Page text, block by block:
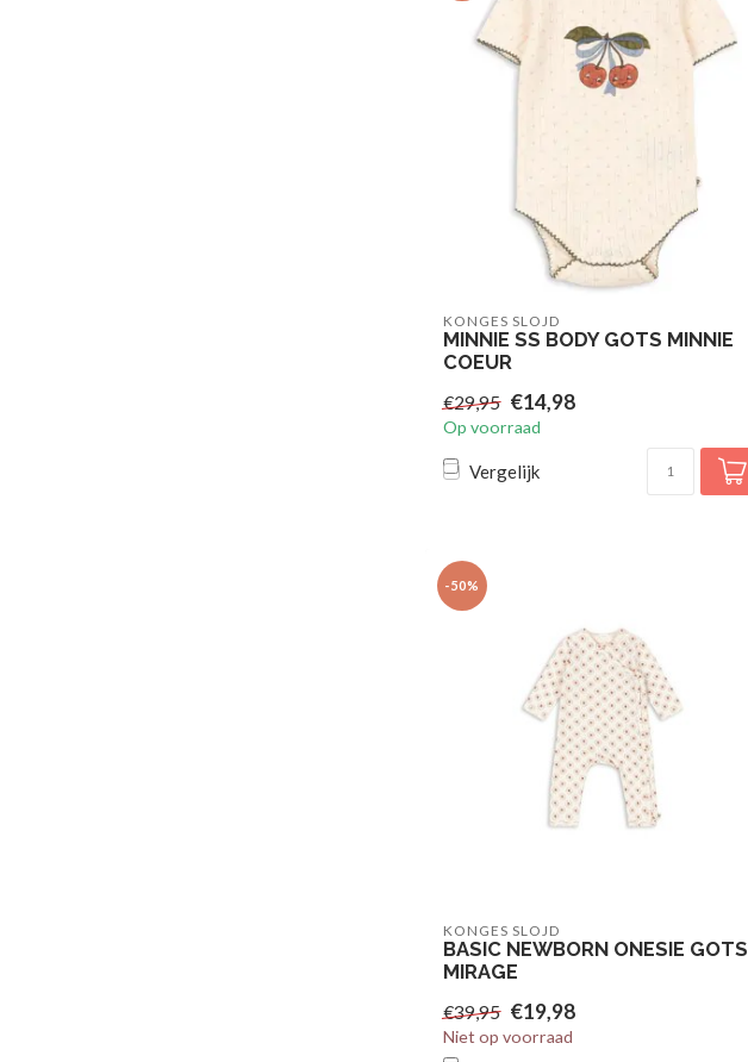
KONGES SLOJD
MINNIE SS BODY GOTS MINNIE
COEUR
€29,95 €14,98
Op voorraad
Vergelijk
-50%
KONGES SLOJD
BASIC NEWBORN ONESIE GOTS
MIRAGE
€39,95 €19,98
Niet op voorraad